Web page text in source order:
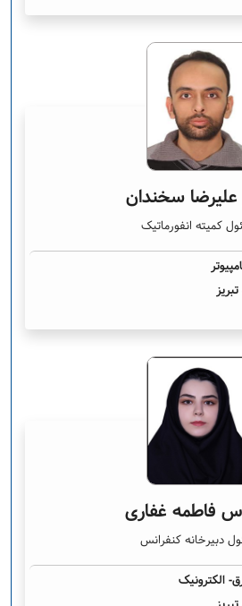
علیرضا سخندان
کمیته انفورماتیک
فاطمه غفاری
دبیرخانه کنفرانس
الکترونیک